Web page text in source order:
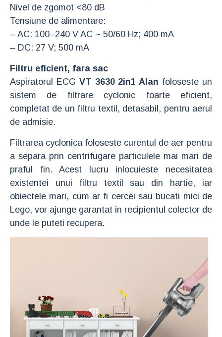
Nivel de zgomot <80 dB
Tensiune de alimentare:
– AC: 100–240 V AC ~ 50/60 Hz; 400 mA
– DC: 27 V; 500 mA
Filtru eficient, fara sac
Aspiratorul ECG VT 3630 2in1 Alan foloseste un
sistem de filtrare cyclonic foarte eficient,
completat de un filtru textil, detasabil, pentru aerul
de admisie.
Filtrarea cyclonica foloseste curentul de aer pentru
a separa prin centrifugare particulele mai mari de
praful fin. Acest lucru inlocuieste necesitatea
existentei unui filtru textil sau din hartie, iar
obiectele mari, cum ar fi cercei sau bucati mici de
Lego, vor ajunge garantat in recipientul colector de
unde le puteti recupera.